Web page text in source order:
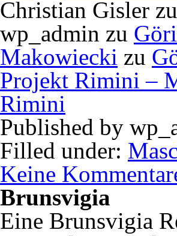
Christian Gisler zu
wp_admin zu
Makowiecki zu
Projekt Rimini –
Rimini
Published by
Filled under:
Keine
Brunsvigia
Eine Brunsvigia